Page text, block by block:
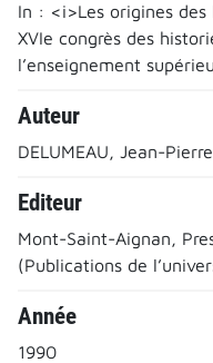
In : <i>Les origines
XVIe congrès des
l’enseignement
Auteur
DELUMEAU, Jean-Pierre
Editeur
Mont-Saint-Aignan,
(Publications de
Année
1990